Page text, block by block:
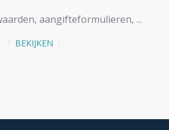
aangifteformulieren, ...
BEKIJKEN